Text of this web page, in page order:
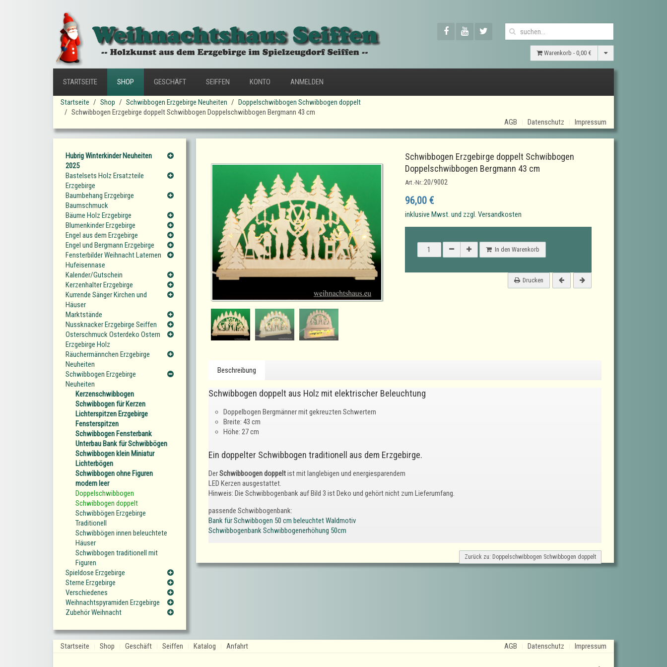
Warenkorb - 0,00 €
STARTSEITE SHOP GESCHÄFT SEIFFEN KONTO ANMELDEN
Startseite Shop Schwibbogen Erzgebirge Neuheiten
Doppelschwibbogen Schwibbogen doppelt
Schwibbogen Erzgebirge doppelt Schwibbogen Doppelschwibbogen Bergmann 43 cm
AGB
Datenschutz Impressum
Schwibbogen Erzgebirge doppelt Schwibbogen
Doppelschwibbogen Bergmann 43 cm
Art.-Nr.:20/9002
96,00 €
inklusive Mwst. und zzgl. Versandkosten
In den Warenkorb
Drucken
Beschreibung
Schwibbogen doppelt aus Holz mit elektrischer Beleuchtung
Doppelbogen Bergmänner mit gekreuzten Schwertern
Breite: 43 cm
Höhe: 27 cm
Ein doppelter Schwibbogen traditionell aus dem Erzgebirge.
DerSchwibboogen doppeltist mit langlebigen und energiesparendem
LED Kerzen ausgestattet.
Hinweis: Die Schwibbogenbank auf Bild 3 ist Deko und gehört nicht zum Lieferumfang.
passende Schwibbogenbank:
Bank für Schwibbogen 50 cm beleuchtet Waldmotiv
Schwibbogenbank Schwibbogenerhöhung 50cm
Zurück zu: Doppelschwibbogen Schwibbogen doppelt
Hubrig Winterkinder Neuheiten
2025
Bastelsets Holz Ersatzteile
Erzgebirge
Baumbehang Erzgebirge
Baumschmuck
Bäume Holz Erzgebirge
Blumenkinder Erzgebirge
Engel aus dem Erzgebirge
Engel und Bergmann Erzgebirge
Fensterbilder Weihnacht Laternen
Hufeisennase
Kalender/Gutschein
Kerzenhalter Erzgebirge
Kurrende Sänger Kirchen und
Häuser
Marktstände
Nussknacker Erzgebirge Seiffen
Osterschmuck Osterdeko Ostern
Erzgebirge Holz
Räuchermännchen Erzgebirge
Neuheiten
Schwibbogen Erzgebirge
Neuheiten
Kerzenschwibbogen
Schwibbogen für Kerzen
Lichterspitzen Erzgebirge
Fensterspitzen
Schwibbogen Fensterbank
Unterbau Bank für Schwibbögen
Schwibbogen klein Miniatur
Lichterbögen
Schwibbogen ohne Figuren
modern leer
Doppelschwibbogen
Schwibbogen doppelt
Schwibbögen Erzgebirge
Traditionell
Schwibbögen innen beleuchtete
Häuser
Schwibbogen traditionell mit
Figuren
Spieldose Erzgebirge
Sterne Erzgebirge
Verschiedenes
Weihnachtspyramiden Erzgebirge
Zubehör Weihnacht
Startseite Shop Geschäft Seiffen Katalog Anfahrt AGB Datenschutz Impressum